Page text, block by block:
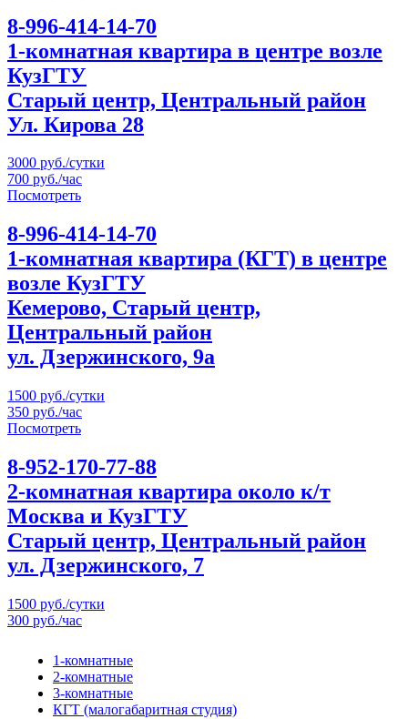
8-996-414-14-70
1-комнатная квартира в центре возле
КузГТУ
Старый центр, Центральный район
Ул. Кирова 28
3000 руб./сутки
700 руб./час
Посмотреть
8-996-414-14-70
1-комнатная квартира (КГТ) в центре
возле КузГТУ
Кемерово, Старый центр,
Центральный район
ул. Дзержинского, 9а
1500 руб./сутки
350 руб./час
Посмотреть
8-952-170-77-88
2-комнатная квартира около к/т
Москва и КузГТУ
Старый центр, Центральный район
ул. Дзержинского, 7
1500 руб./сутки
300 руб./час
1-комнатные
2-комнатные
3-комнатные
КГТ (малогабаритная студия)